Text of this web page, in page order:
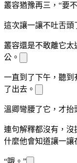
叢容猶豫再三，“要
這次讓一讓不吐舌頭
叢容還是不敢離它太
公。
一直到了下午，聽到
了出去。
溫卿彎腰了它，才抬
連句解釋都沒有，沒
什麼他會知道讓一讓
“哦。”